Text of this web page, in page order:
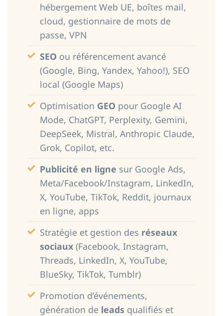
hébergement Web UE, boîtes mail,
cloud, gestionnaire de mots de
passe, VPN
SEO ou référencement avancé
(Google, Bing, Yandex, Yahoo!), SEO
local (Google Maps)
Optimisation GEO pour Google AI
Mode, ChatGPT, Perplexity, Gemini,
DeepSeek, Mistral, Anthropic Claude,
Grok, Copilot, etc.
Publicité en ligne sur Google Ads,
Meta/Facebook/Instagram, LinkedIn,
X, YouTube, TikTok, Reddit, journaux
en ligne, apps
Stratégie et gestion des réseaux
sociaux (Facebook, Instagram,
Threads, LinkedIn, X, YouTube,
BlueSky, TikTok, Tumblr)
Promotion d’événements,
génération de leads qualifiés et